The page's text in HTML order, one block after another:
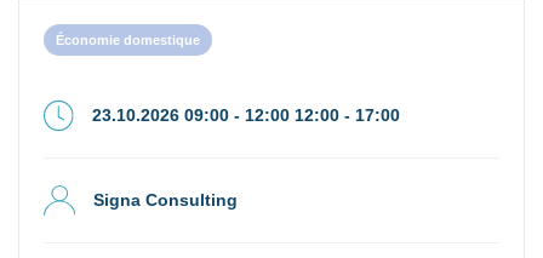
Économie domestique
23.10.2026 09:00 - 12:00 12:00 - 17:00
Signa Consulting